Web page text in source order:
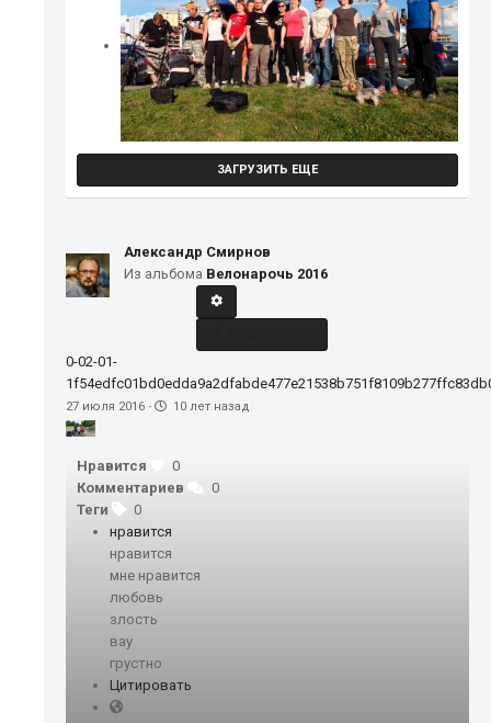
ЗАГРУЗИТЬ ЕЩЕ
Александр Смирнов
Из альбома Велонарочь 2016
0-02-01-
27 июля 2016 · 10 лет назад
Нравится
0
Комментариев
0
Теги
0
нравится
нравится
мне нравится
любовь
злость
вау
грустно
Цитировать